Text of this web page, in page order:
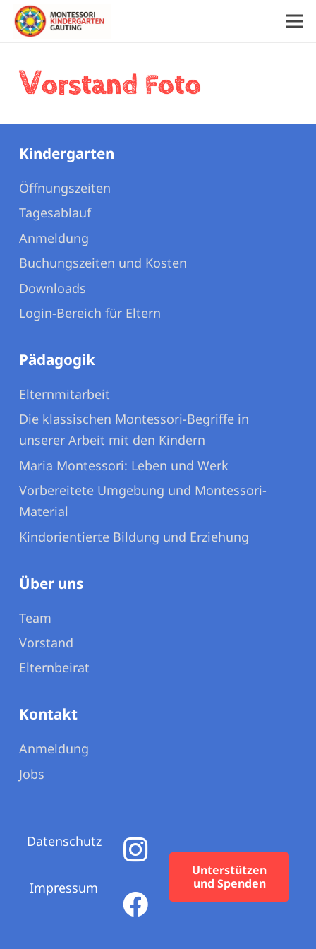
Vorstand Foto
Kindergarten
Öffnungszeiten
Tagesablauf
Anmeldung
Buchungszeiten und Kosten
Downloads
Login-Bereich für Eltern
Pädagogik
Elternmitarbeit
Die klassischen Montessori-Begriffe in
unserer Arbeit mit den Kindern
Maria Montessori: Leben und Werk
Vorbereitete Umgebung und Montessori-
Material
Kindorientierte Bildung und Erziehung
Über uns
Team
Vorstand
Elternbeirat
Kontakt
Anmeldung
Jobs
Datenschutz
Impressum
Unterstützen
und Spenden